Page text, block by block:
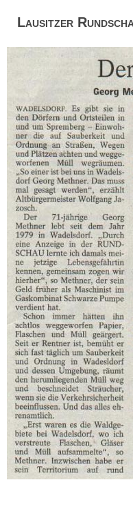
Lausitzer